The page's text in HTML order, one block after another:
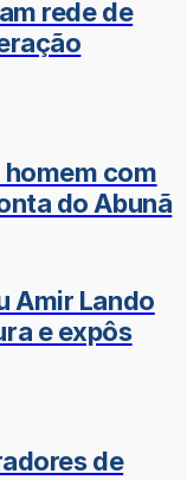
rede de
com
do Abunã
Amir Lando
e expôs
de